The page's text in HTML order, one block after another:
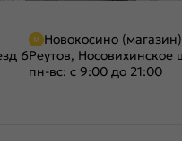
6
Новокосино (магазин)
Реутов, Носовихинское
пн-вс: с 9:00 до 21:00